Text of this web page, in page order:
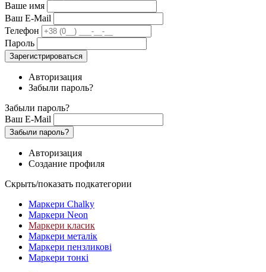
Ваше имя
Ваш E-Mail
Телефон
Пароль
Зарегистрироваться
Авторизация
Забыли пароль?
Забыли пароль?
Ваш E-Mail
Забыли пароль?
Авторизация
Создание профиля
Скрыть/показать подкатегории
Маркери Chalky
Маркери Neon
Маркери класик
Маркери металік
Маркери пензликові
Маркери тонкі